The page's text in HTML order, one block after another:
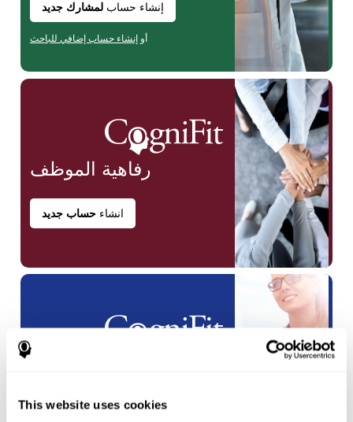
This website uses cookies
إنشاء حسابلمشارك جديد
أو إنشاء حساب إضافي للباحث
رفاهية الموظف
انشاءحساب جديد
انشاءحساب جديد